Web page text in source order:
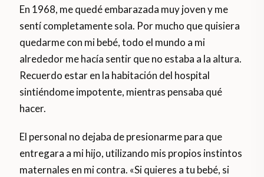
En 1968, me quedé embarazada muy joven y me
sentí completamente sola. Por mucho que quisiera
quedarme con mi bebé, todo el mundo a mi
alrededor me hacía sentir que no estaba a la altura.
Recuerdo estar en la habitación del hospital
sintiéndome impotente, mientras pensaba qué
hacer.
El personal no dejaba de presionarme para que
entregara a mi hijo, utilizando mis propios instintos
maternales en mi contra. «Si quieres a tu bebé, si